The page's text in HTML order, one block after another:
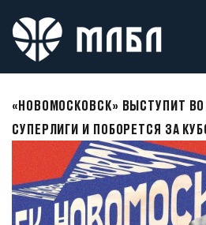
«НОВОМОСКОВСК» ВЫСТУПИТ
СУПЕРЛИГИ И ПОБОРЕТСЯ ЗА